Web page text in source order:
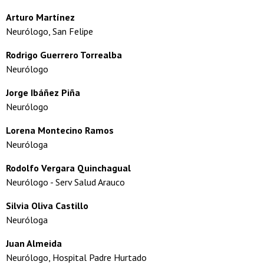
Arturo Martínez
Neurólogo, San Felipe
Rodrigo Guerrero Torrealba
Neurólogo
Jorge Ibáñez Piña
Neurólogo
Lorena Montecino Ramos
Neuróloga
Rodolfo Vergara Quinchagual
Neurólogo - Serv Salud Arauco
Silvia Oliva Castillo
Neuróloga
Juan Almeida
Neurólogo, Hospital Padre Hurtado